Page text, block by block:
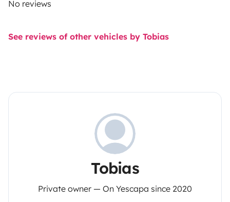
No reviews
See reviews of other vehicles by Tobias
Tobias
Private owner — On Yescapa since 2020